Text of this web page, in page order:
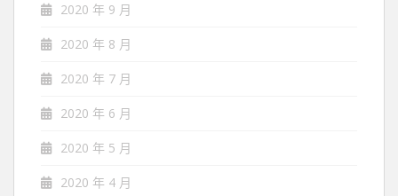
2020 年 9 月
2020 年 8 月
2020 年 7 月
2020 年 6 月
2020 年 5 月
2020 年 4 月